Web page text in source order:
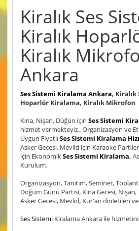
Kiralık Ses
Kiralık
Kiralık
Ankara
Ses Sistemi Kiralama Ankara, Kiralık
Hoparlör Kiralama, Kiralık Mikrofon
Kına, Nişan, Düğün için Ses Sistemi
hizmet vermekteyiz., Organizasyon ve
Uygun FiyatlıSes Sistemi Kiralama
Asker Gecesi, Mevlid için Karaoke
için EkonomikSes Sistemi Kiralama,
Kurulum.
Organizasyon, Tanıtım, Seminer,
Doğum Günü Partisi, Kına Gecesi, Nişan,
Asker Gecesi, Mevlid, Kur'an dinletileri
Ses Sistemi Kiralama Ankara ile